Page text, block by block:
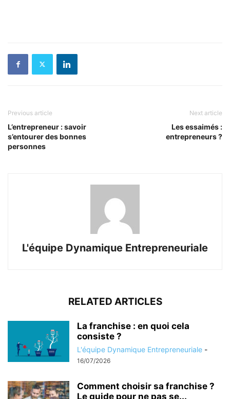
Previous article
L’entrepreneur : savoir
s’entourer des bonnes
personnes
Next article
Les essaimés :
entrepreneurs ?
L'équipe Dynamique Entrepreneuriale
RELATED ARTICLES
La franchise : en quoi cela
consiste ?
L'équipe Dynamique Entrepreneuriale -
16/07/2026
Comment choisir sa franchise ?
Le guide pour ne pas se...